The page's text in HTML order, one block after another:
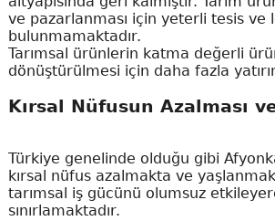
ve pazarlanması için yeterli tesis ve
bulunmamaktadır.
Tarımsal ürünlerin katma değerli
dönüştürülmesi için daha fazla
Kırsal Nüfusun Azalması
Türkiye genelinde olduğu gibi
kırsal nüfus azalmakta ve
tarımsal iş gücünü olumsuz
sınırlamaktadır.